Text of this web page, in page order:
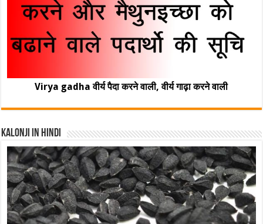
Virya gadha वीर्य पैदा करने वाली, वीर्य गाढ़ा करने वाली
Kalonji In Hindi